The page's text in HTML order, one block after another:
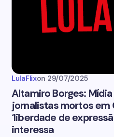
LulaFlixon 29/07/2025
Altamiro Borges:
jornalistas mortos em
‘liberdade de
interessa